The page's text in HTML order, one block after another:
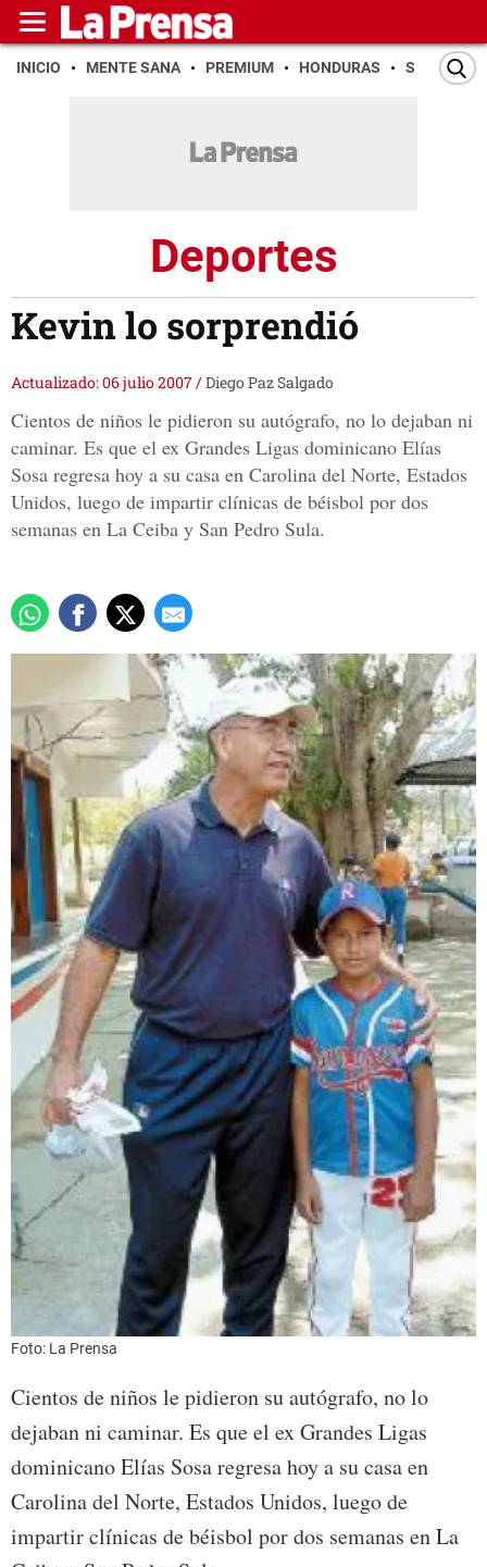
INICIO MENTE SANA PREMIUM HONDURAS SAN PEDRO
Deportes
Kevin lo sorprendió
Actualizado: 06 julio 2007/Diego Paz Salgado
Cientos de niños le pidieron su autógrafo, no lo dejaban ni
caminar. Es que el ex Grandes Ligas dominicano Elías
Sosa regresa hoy a su casa en Carolina del Norte, Estados
Unidos, luego de impartir clínicas de béisbol por dos
semanas en La Ceiba y San Pedro Sula.
Foto: La Prensa
Cientos de niños le pidieron su autógrafo, no lo
dejaban ni caminar. Es que el ex Grandes Ligas
dominicano Elías Sosa regresa hoy a su casa en
Carolina del Norte, Estados Unidos, luego de
impartir clínicas de béisbol por dos semanas en La